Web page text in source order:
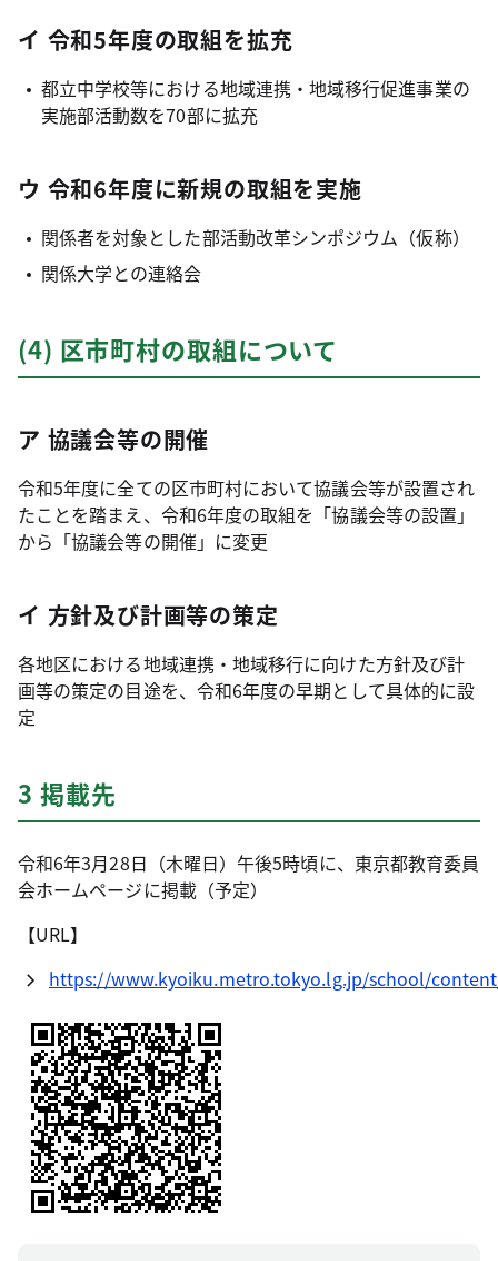
イ 令和5年度の取組を拡充
都立中学校等における地域連携・地域移行促進事業の
実施部活動数を70部に拡充
ウ 令和6年度に新規の取組を実施
関係者を対象とした部活動改革シンポジウム（仮称）
関係大学との連絡会
(4) 区市町村の取組について
ア 協議会等の開催
令和5年度に全ての区市町村において協議会等が設置され
たことを踏まえ、令和6年度の取組を「協議会等の設置」
から「協議会等の開催」に変更
イ 方針及び計画等の策定
各地区における地域連携・地域移行に向けた方針及び計
画等の策定の目途を、令和6年度の早期として具体的に設
定
3 掲載先
令和6年3月28日（木曜日）午後5時頃に、東京都教育委員
会ホームページに掲載（予定）
【URL】
https://www.kyoiku.metro.tokyo.lg.jp/school/